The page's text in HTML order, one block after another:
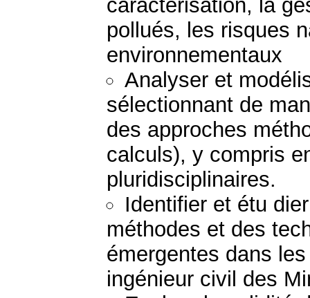
caractérisation, la
pollués, les risques
environnementaux
Analyser et
sélectionnant de
des approches
calculs), y compris
pluridisciplinaires.
Identifier et étu
méthodes et des
émergentes dans
ingénieur civil des